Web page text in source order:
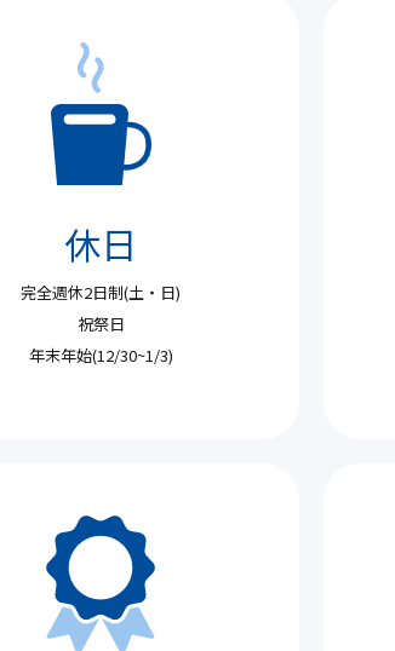
休日
完全週休2日制(土・日)
祝祭日
年末年始(12/30~1/3)